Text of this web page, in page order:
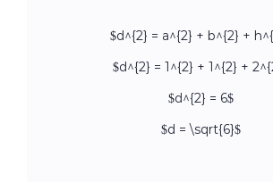
$d^{2} = a^{2} + b^{2} +
$d^{2} = 1^{2} + 1^{2} +
$d^{2} = 6$
$d = \sqrt{6}$